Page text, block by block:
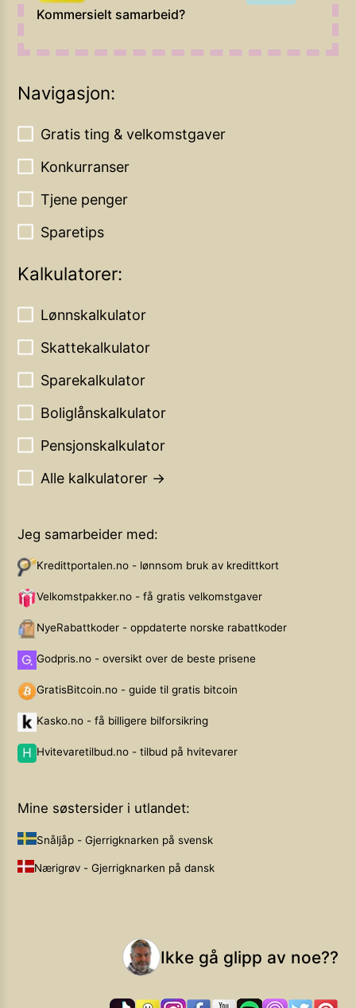
Kommersielt samarbeid?
Navigasjon:
Gratis ting & velkomstgaver
Konkurranser
Tjene penger
Sparetips
Kalkulatorer:
Lønnskalkulator
Skattekalkulator
Sparekalkulator
Boliglånskalkulator
Pensjonskalkulator
Alle kalkulatorer →
Jeg samarbeider med:
Kredittportalen.no - lønnsom bruk av kredittkort
Velkomstpakker.no - få gratis velkomstgaver
NyeRabattkoder - oppdaterte norske rabattkoder
Godpris.no - oversikt over de beste prisene
GratisBitcoin.no - guide til gratis bitcoin
Kasko.no - få billigere bilforsikring
Hvitevaretilbud.no - tilbud på hvitevarer
Mine søstersider i utlandet:
Snåljåp - Gjerrigknarken på svensk
Nærigrøv - Gjerrigknarken på dansk
Ikke gå glipp av noe??